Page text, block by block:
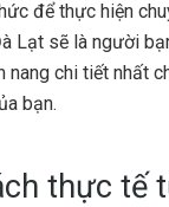
để thực hiện
Lạt sẽ là người
nang chi tiết nhất
bạn.
thực tế